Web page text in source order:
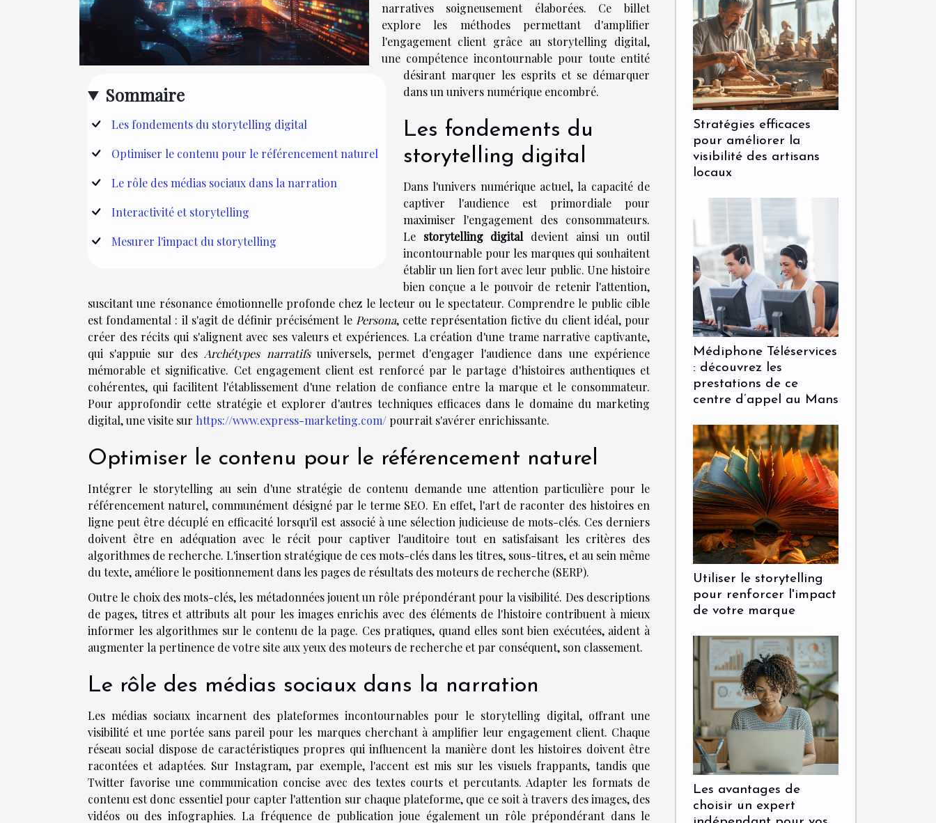
Sommaire
Les fondements du storytelling digital
Optimiser le contenu pour le référencement naturel
Le rôle des médias sociaux dans la narration
Interactivité et storytelling
Mesurer l'impact du storytelling
narratives soigneusement élaborées. Ce billet
explore les méthodes permettant d'amplifier
l'engagement client grâce au storytelling digital,
une compétence incontournable pour toute entité
désirant marquer les esprits et se démarquer
dans un univers numérique encombré.
Les fondements du
storytelling digital
Dans l'univers numérique actuel, la capacité de
captiver l'audience est primordiale pour
maximiser l'engagement des consommateurs.
Le storytelling digital devient ainsi un outil
incontournable pour les marques qui souhaitent
établir un lien fort avec leur public. Une histoire
bien conçue a le pouvoir de retenir l'attention,
suscitant une résonance émotionnelle profonde chez le lecteur ou le spectateur. Comprendre le public cible
est fondamental : il s'agit de définir précisément le Persona, cette représentation fictive du client idéal, pour
créer des récits qui s'alignent avec ses valeurs et expériences. La création d'une trame narrative captivante,
qui s'appuie sur des Archétypes narratifsuniversels, permet d'engager l'audience dans une expérience
mémorable et significative. Cet engagement client est renforcé par le partage d'histoires authentiques et
cohérentes, qui facilitent l'établissement d'une relation de confiance entre la marque et le consommateur.
Pour approfondir cette stratégie et explorer d'autres techniques efficaces dans le domaine du marketing
digital, une visite sur https://www.express-marketing.com/ pourrait s'avérer enrichissante.
Optimiser le contenu pour le référencement naturel
Intégrer le storytelling au sein d'une stratégie de contenu demande une attention particulière pour le
référencement naturel, communément désigné par le terme SEO. En effet, l'art de raconter des histoires en
ligne peut être décuplé en efficacité lorsqu'il est associé à une sélection judicieuse de mots-clés. Ces derniers
doivent être en adéquation avec le récit pour captiver l'auditoire tout en satisfaisant les critères des
algorithmes de recherche. L'insertion stratégique de ces mots-clés dans les titres, sous-titres, et au sein même
du texte, améliore le positionnement dans les pages de résultats des moteurs de recherche (SERP).
Outre le choix des mots-clés, les métadonnées jouent un rôle prépondérant pour la visibilité. Des descriptions
de pages, titres et attributs alt pour les images enrichis avec des éléments de l'histoire contribuent à mieux
informer les algorithmes sur le contenu de la page. Ces pratiques, quand elles sont bien exécutées, aident à
augmenter la pertinence de votre site aux yeux des moteurs de recherche et par conséquent, son classement.
Le rôle des médias sociaux dans la narration
Les médias sociaux incarnent des plateformes incontournables pour le storytelling digital, offrant une
visibilité et une portée sans pareil pour les marques cherchant à amplifier leur engagement client. Chaque
réseau social dispose de caractéristiques propres qui influencent la manière dont les histoires doivent être
racontées et adaptées. Sur Instagram, par exemple, l'accent est mis sur les visuels frappants, tandis que
Twitter favorise une communication concise avec des textes courts et percutants. Adapter les formats de
contenu est donc essentiel pour capter l'attention sur chaque plateforme, que ce soit à travers des images, des
vidéos ou des infographies. La fréquence de publication joue également un rôle prépondérant dans le
Stratégies efficaces
pour améliorer la
visibilité des artisans
locaux
Médiphone Téléservices
: découvrez les
prestations de ce
centre d’appel au Mans
Utiliser le storytelling
pour renforcer l'impact
de votre marque
Les avantages de
choisir un expert